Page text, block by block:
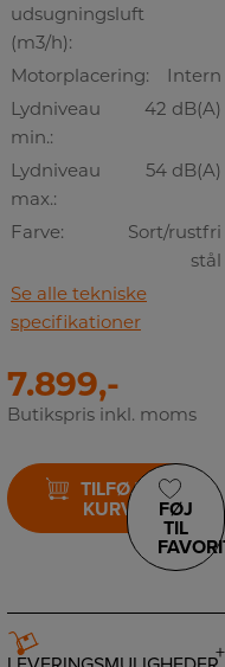
udsugningsluft
(m3/h):
Motorplacering:
Intern
Lydniveau
min.:
42 dB(A)
Lydniveau
max.:
54 dB(A)
Farve:
Sort/rustfri
stål
Se alle tekniske
specifikationer
7.899,-
Butikspris inkl. moms
TILFØJ TIL
KURV
FØJ
TIL